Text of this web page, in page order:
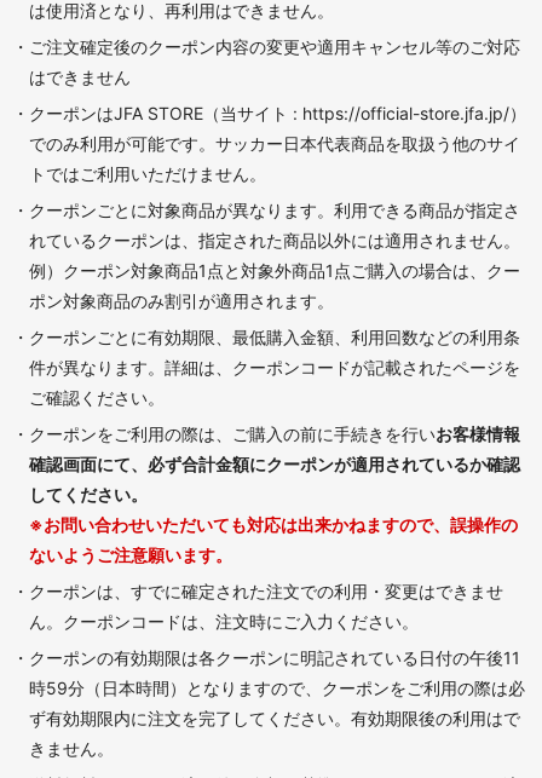
は使用済となり、再利用はできません。
・ご注文確定後のクーポン内容の変更や適用キャンセル等のご対応
はできません
・クーポンはJFA STORE（当サイト : https://official-store.jfa.jp/）
でのみ利用が可能です。サッカー日本代表商品を取扱う他のサイ
トではご利用いただけません。
・クーポンごとに対象商品が異なります。利用できる商品が指定さ
れているクーポンは、指定された商品以外には適用されません。
例）クーポン対象商品1点と対象外商品1点ご購入の場合は、クー
ポン対象商品のみ割引が適用されます。
・クーポンごとに有効期限、最低購入金額、利用回数などの利用条
件が異なります。詳細は、 クーポンコードが記載されたページを
ご確認ください。
・クーポンをご利用の際は、ご購入の前に手続きを行いお客様情報
確認画面にて、必ず合計金額にクーポンが適用されているか確認
してください。
※お問い合わせいただいても対応は出来かねますので、誤操作の
ないようご注意願います。
・クーポンは、すでに確定された注文での利用・変更はできませ
ん。クーポンコードは、注文時にご入力ください。
・クーポンの有効期限は各クーポンに明記されている日付の午後11
時59分（日本時間）となりますので、クーポンをご利用の際は必
ず有効期限内に注文を完了してください。有効期限後の利用はで
きません。